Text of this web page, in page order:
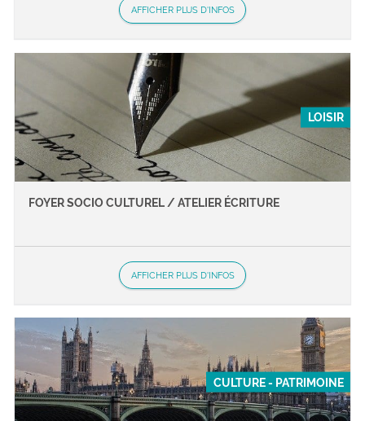
AFFICHER PLUS D'INFOS
LOISIR
FOYER SOCIO CULTUREL / ATELIER ÉCRITURE
AFFICHER PLUS D'INFOS
CULTURE - PATRIMOINE